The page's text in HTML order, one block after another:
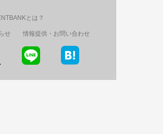
とは？
せ 情報提供・お問い合わせ